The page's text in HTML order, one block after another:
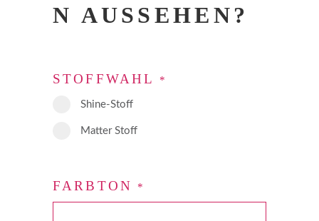
N AUSSEHEN?
STOFFWAHL *
Shine-Stoff
Matter Stoff
FARBTON *